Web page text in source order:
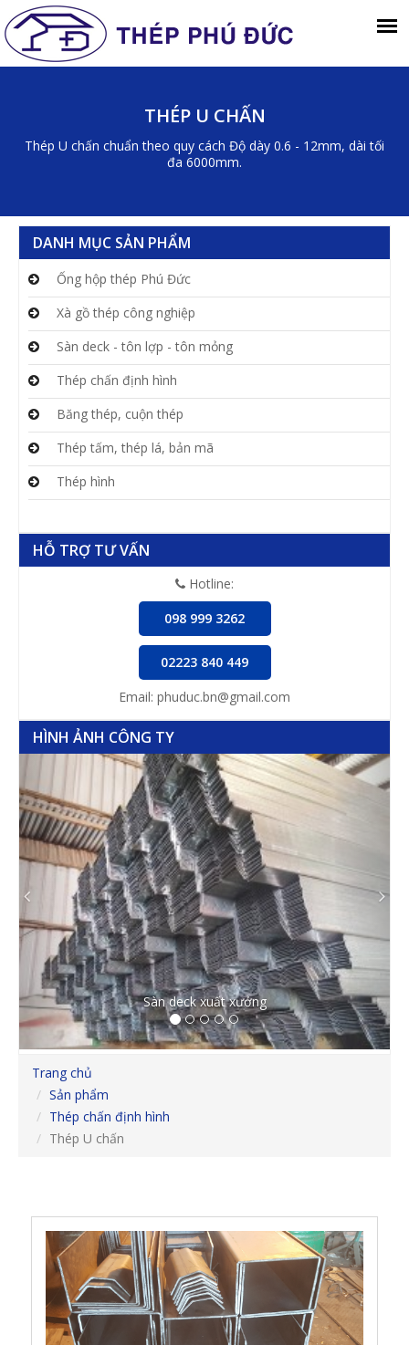
THÉP U CHẤN
Thép U chấn chuẩn theo quy cách Độ dày 0.6 - 12mm, dài tối
đa 6000mm.
DANH MỤC SẢN PHẨM
Ống hộp thép Phú Đức
Xà gồ thép công nghiệp
Sàn deck - tôn lợp - tôn mỏng
Thép chấn định hình
Băng thép, cuộn thép
Thép tấm, thép lá, bản mã
Thép hình
HỖ TRỢ TƯ VẤN
Hotline:
098 999 3262
02223 840 449
Email: phuduc.bn@gmail.com
HÌNH ẢNH CÔNG TY
Sàn deck xuất xưởng
Previous
Trang chủ
Sản phẩm
Thép chấn định hình
Thép U chấn